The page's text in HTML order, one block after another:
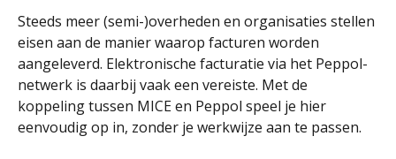
Steeds meer (semi-)overheden en organisaties stellen
eisen aan de manier waarop facturen worden
aangeleverd. Elektronische facturatie via het Peppol-
netwerk is daarbij vaak een vereiste. Met de
koppeling tussen MICE en Peppol speel je hier
eenvoudig op in, zonder je werkwijze aan te passen.